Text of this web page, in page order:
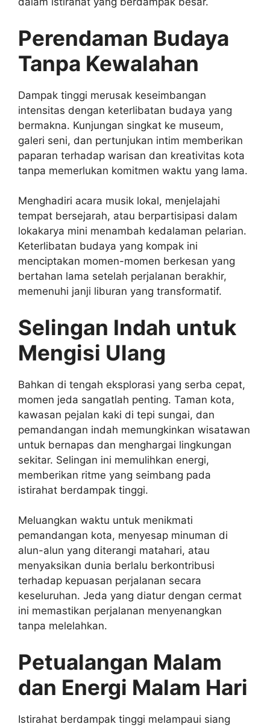
Perendaman Budaya
Tanpa Kewalahan
Dampak tinggi merusak keseimbangan
intensitas dengan keterlibatan budaya yang
bermakna. Kunjungan singkat ke museum,
galeri seni, dan pertunjukan intim memberikan
paparan terhadap warisan dan kreativitas kota
tanpa memerlukan komitmen waktu yang lama.
Menghadiri acara musik lokal, menjelajahi
tempat bersejarah, atau berpartisipasi dalam
lokakarya mini menambah kedalaman pelarian.
Keterlibatan budaya yang kompak ini
menciptakan momen-momen berkesan yang
bertahan lama setelah perjalanan berakhir,
memenuhi janji liburan yang transformatif.
Selingan Indah untuk
Mengisi Ulang
Bahkan di tengah eksplorasi yang serba cepat,
momen jeda sangatlah penting. Taman kota,
kawasan pejalan kaki di tepi sungai, dan
pemandangan indah memungkinkan wisatawan
untuk bernapas dan menghargai lingkungan
sekitar. Selingan ini memulihkan energi,
memberikan ritme yang seimbang pada
istirahat berdampak tinggi.
Meluangkan waktu untuk menikmati
pemandangan kota, menyesap minuman di
alun-alun yang diterangi matahari, atau
menyaksikan dunia berlalu berkontribusi
terhadap kepuasan perjalanan secara
keseluruhan. Jeda yang diatur dengan cermat
ini memastikan perjalanan menyenangkan
tanpa melelahkan.
Petualangan Malam
dan Energi Malam Hari
Istirahat berdampak tinggi melampaui siang